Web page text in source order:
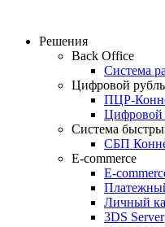
Решения
Back Office
Система
Цифровой рубль
ПЦР-
Цифровой
Система
СБП
E-commerce
E-
Личный
3DS Server